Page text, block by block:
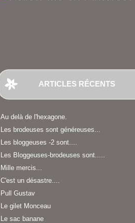
ARTICLES RÉCENTS
Au delà de l'hexagone.
Les brodeuses sont généreuses...
Les bloggeuses -2 sont....
Les Bloggeuses-brodeuses sont.....
Mille mercis...
C'est un désastre....
Pull Gustav
Le gilet Monceau
Le sac banane